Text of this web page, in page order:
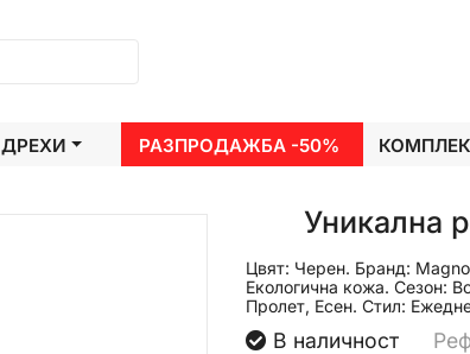
ДРЕХИ РАЗПРОДАЖБА -50%
Уникална
Цвят: Черен. Бранд:
Екологична кожа. Сезон:
Пролет, Есен. Стил:
В наличност